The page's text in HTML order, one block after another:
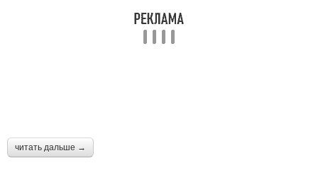
читать дальше →